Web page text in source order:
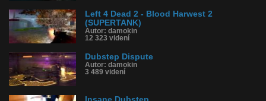
Left 4 Dead 2 - Blood Harwest 2
(SUPERTANK)
Autor: damokin
12 323 videní
Dubstep Dispute
Autor: damokin
3 489 videní